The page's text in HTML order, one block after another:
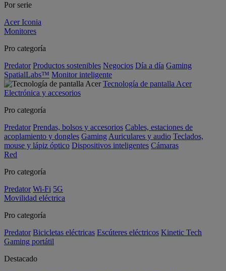
Por serie
Acer Iconia
Monitores
Pro categoría
Predator Productos sostenibles Negocios Día a día Gaming
SpatialLabs™ Monitor inteligente
Tecnología de pantalla Acer
Electrónica y accesorios
Pro categoría
Predator Prendas, bolsos y accesorios Cables, estaciones de
acoplamiento y dongles Gaming Auriculares y audio Teclados,
mouse y lápiz óptico Dispositivos inteligentes Cámaras
Red
Pro categoría
Predator Wi-Fi 5G
Movilidad eléctrica
Pro categoría
Predator Bicicletas eléctricas Escúteres eléctricos Kinetic Tech
Gaming portátil
Destacado